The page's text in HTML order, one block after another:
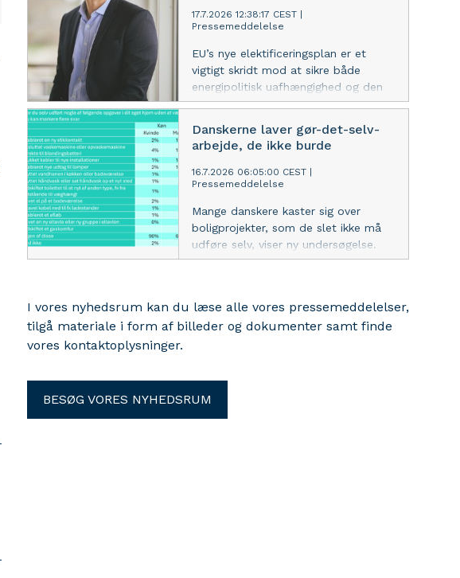
17.7.2026 12:38:17 CEST
Pressemeddelelse
EU’s nye elektificeringsplan er et
vigtigt skridt mod at sikre både
energipolitisk uafhængighed og den
grønne omstilling gennem massiv
Danskerne laver gør-det-selv-
arbejde, de ikke burde
16.7.2026 06:05:00 CEST
Pressemeddelelse
Mange danskere kaster sig over
boligprojekter, som de slet ikke må
udføre selv, viser ny undersøgelse.
Det kan få alvorlige konsekvenser
I vores nyhedsrum kan du læse alle vores pressemeddelelser,
tilgå materiale i form af billeder og dokumenter samt finde
vores kontaktoplysninger.
BESØG VORES NYHEDSRUM